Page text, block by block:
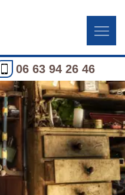
06 63 94 26 46